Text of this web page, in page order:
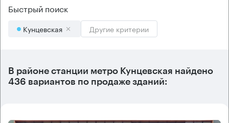
Быстрый поиск
Кунцевская Другие критерии
В районе станции метро Кунцевская найдено
436 вариантов по продаже зданий: